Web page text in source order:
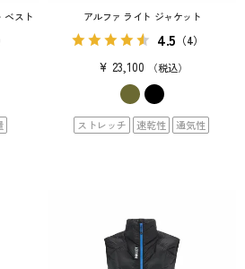
ベスト アルファ ライト ジャケット
4.5 （4）
¥ 23,100 税込
ストレッチ 速乾性 通気性